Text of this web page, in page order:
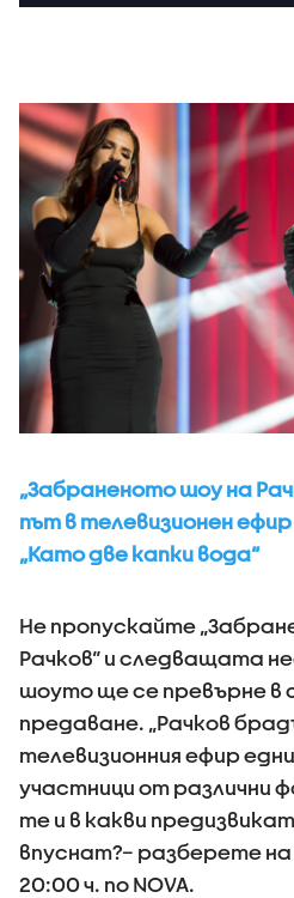
„Забраненото шоу на
път в телевизионен
„Като две капки вода“
Не пропускайте
Рачков“ и следващата
шоуто ще се превърне в
предаване. „Рачков
телевизионния ефир
участници от различни
те и в какви
впуснат?– разберете
20:00 ч. по NOVA.